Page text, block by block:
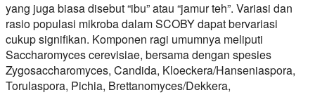
yang juga biasa disebut “ibu” atau “jamur teh”. Variasi dan
rasio populasi mikroba dalam SCOBY dapat bervariasi
cukup signifikan. Komponen ragi umumnya meliputi
Saccharomyces cerevisiae, bersama dengan spesies
Zygosaccharomyces, Candida, Kloeckera/Hanseniaspora,
Torulaspora, Pichia, Brettanomyces/Dekkera,